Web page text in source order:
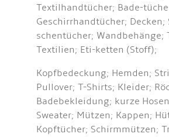
Textilhandtücher; Bade-
Geschirrhandtücher; Decken;
schentücher; Wandbehänge;
Textilien; Eti-ketten (Stoff);
Kopfbedeckung; Hemden;
Pullover; T-Shirts; Kleider;
Badebekleidung; kurze
Sweater; Mützen; Kappen;
Kopftücher; Schirmmützen;